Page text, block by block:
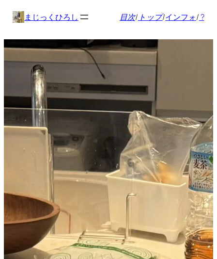
ス
キ
まじっくひろし 目次/ トップ/インフォ/ ?